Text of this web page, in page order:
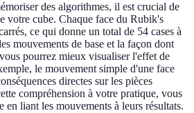
des algorithmes, il est crucial de
votre cube. Chaque face du Rubik's
ce qui donne un total de 54 cases à
mouvements de base et la façon dont
pourrez mieux visualiser l'effet de
le mouvement simple d'une face
directes sur les pièces
compréhension à votre pratique, vous
en liant les mouvements à leurs résultats.